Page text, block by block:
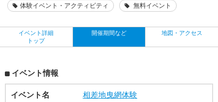
体験イベント・アクティビティ 無料イベント
イベント詳細
トップ
開催期間など 地図・アクセス
イベント情報
イベント名
相差地曳網体験